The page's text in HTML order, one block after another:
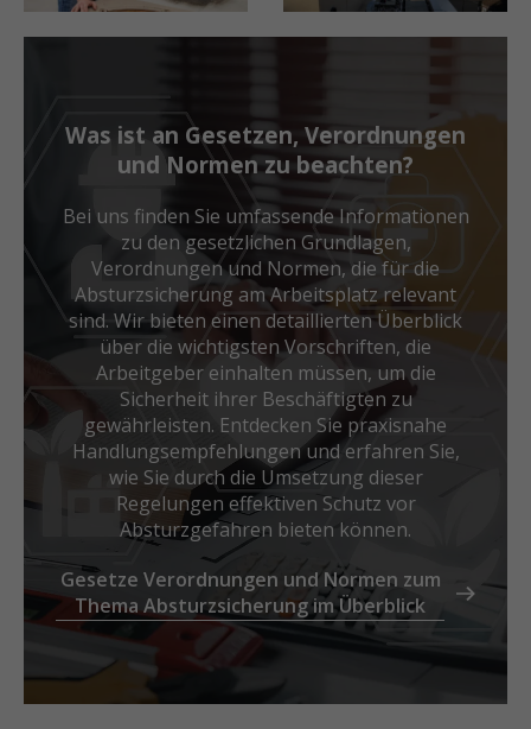
Was ist an Gesetzen, Verordnungen
und Normen zu beachten?
Bei uns finden Sie umfassende Informationen
zu den gesetzlichen Grundlagen,
Verordnungen und Normen, die für die
Absturzsicherung am Arbeitsplatz relevant
sind. Wir bieten einen detaillierten Überblick
über die wichtigsten Vorschriften, die
Arbeitgeber einhalten müssen, um die
Sicherheit ihrer Beschäftigten zu
gewährleisten. Entdecken Sie praxisnahe
Handlungsempfehlungen und erfahren Sie,
wie Sie durch die Umsetzung dieser
Regelungen effektiven Schutz vor
Absturzgefahren bieten können.
Gesetze Verordnungen und Normen zum
Thema Absturzsicherung im Überblick